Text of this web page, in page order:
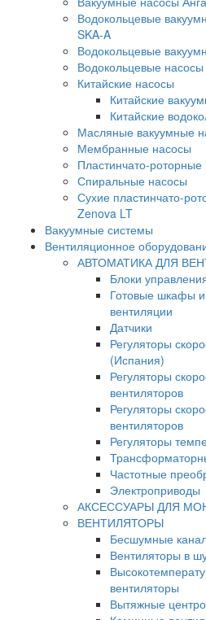
Водокольцевые
SKA-A
Водокольцевые
Водокольцевые насосы
Китайские насосы
Китайские
Китайские
Масляные вакуумные
Мембранные насосы
Пластинчато-роторные
Спиральные насосы
Сухие пластинчато-
Zenova LT
Вакуумные системы
Вентиляционное
АВТОМАТИКА ДЛЯ
Блоки
Готовые шкафы
вентиляции
Датчики
Регуляторы
(Испания)
Регуляторы
вентиляторов
Регуляторы
вентиляторов
Регуляторы
Частотные
Электроприводы
АКСЕССУАРЫ ДЛЯ
ВЕНТИЛЯТОРЫ
Бесшумные
Вентиляторы в
вентиляторы
Вытяжные